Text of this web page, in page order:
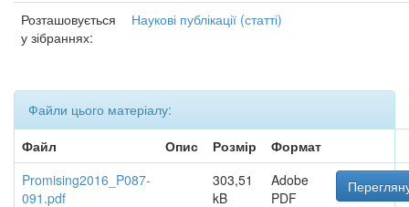
Розташовується
у зібраннях:
Наукові публікації (статті)
Файли цього матеріалу:
Файл
Опис Розмір
Формат
Promising2016_P087-
091.pdf
303,51
kB
Adobe
PDF